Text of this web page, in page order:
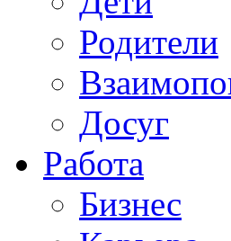
Родители
Досуг
Работа
Бизнес